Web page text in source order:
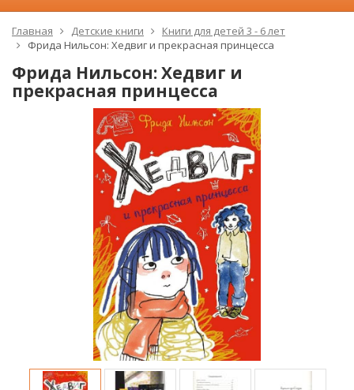
Главная Детские книги
Книги для детей 3 - 6 лет
Фрида Нильсон: Хедвиг и прекрасная принцесса
Фрида Нильсон: Хедвиг и
прекрасная принцесса